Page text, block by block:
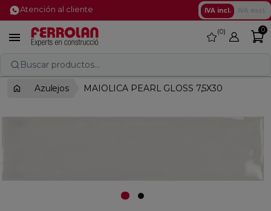
Atención al cliente IVA incl.
 favorite
0 0
Buscar productos...
Azulejos MAIOLICA PEARL GLOSS 7,5X30